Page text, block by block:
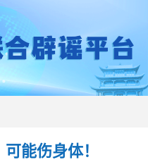
能伤身体！